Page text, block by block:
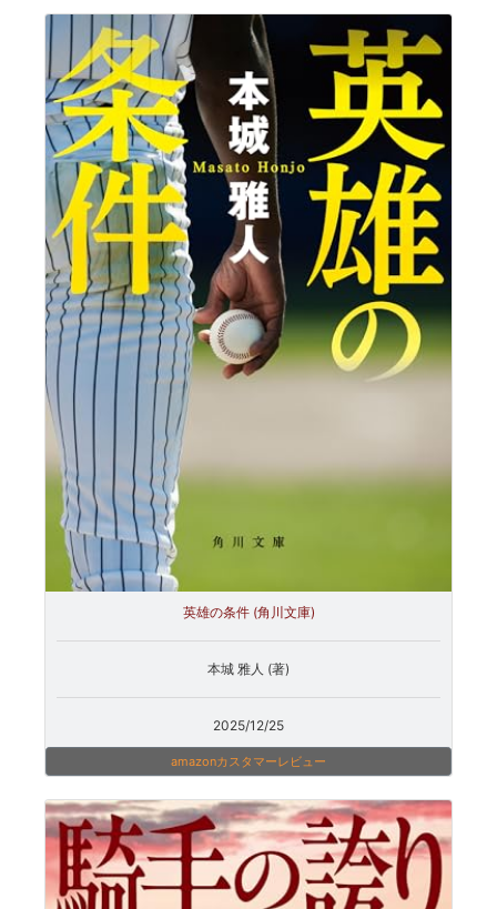
英雄の条件 (角川文庫)
本城 雅人 (著)
2025/12/25
amazonカスタマーレビュー